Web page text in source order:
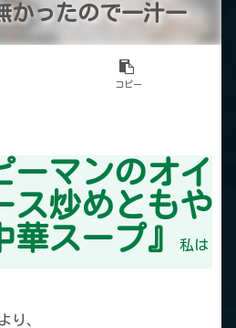
かったので一汁一
コピー
ーマンのオイ
ス炒めともや
華スープ』
私は
り、